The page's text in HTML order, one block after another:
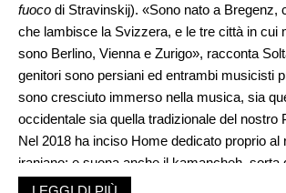
fuoco di Stravinskij). «Sono nato a Bregenz,
che lambisce la Svizzera, e le tre città in cui
sono Berlino, Vienna e Zurigo», racconta
genitori sono persiani ed entrambi musicisti
sono cresciuto immerso nella musica, sia
occidentale sia quella tradizionale del nostro
Nel 2018 ha inciso Home dedicato proprio al
iraniano; e suona anche il kamancheh, sorta
persiana del violoncello; «È uno strumento